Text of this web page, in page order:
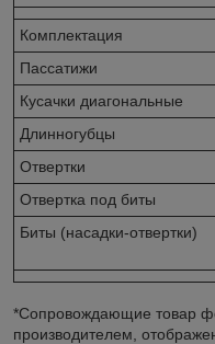
Комплектация
Пассатижи
Кусачки диагональные
Длинногубцы
Отвертки
Отвертка под биты
Биты (насадки-отвертки)
*Сопровождающие товар
производителем,